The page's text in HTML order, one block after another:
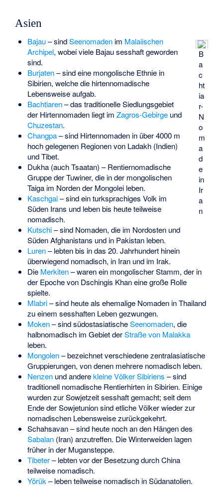
Asien
B
a
c
ht
ia
r-
N
o
m
a
d
e
in
Ir
a
n
Bajau– sindSeenomadenim Malaiischen
Archipel, wobei viele Bajau sesshaft geworden
sind.
Burjaten– sind eine mongolische Ethnie in
Sibirien, welche die hirtennomadische
Lebensweise aufgab.
Bachtiaren– das traditionelle Siedlungsgebiet
der Hirtennomaden liegt im Zagros-Gebirgeund
Chuzestan.
Changpa– sind Hirtennomaden in über 4000 m
hoch gelegenen Regionen von Ladakh (Indien)
und Tibet.
Dukha(auch Tsaatan) – Rentiernomadische
Gruppe der Tuwiner, die in der mongolischen
Taiga im Norden der Mongolei leben.
Kaschgai– sind ein turksprachiges Volk im
Süden Irans und leben bis heute teilweise
nomadisch.
Kutschi– sind Nomaden, die im Nordosten und
Süden Afghanistans und in Pakistan leben.
Luren– lebten bis in das 20. Jahrhundert hinein
überwiegend nomadisch, in Iran und im Irak.
Die Merkiten– waren ein mongolischer Stamm, der in
der Epoche von Dschingis Khan eine große Rolle
spielte.
Mlabri– sind heute als ehemalige Nomaden in Thailand
zu einem sesshaften Leben gezwungen.
Moken– sind südostasiatischeSeenomaden, die
halbnomadisch im Gebiet derStraße von Malakka
leben.
Mongolen– bezeichnet verschiedene zentralasiatische
Gruppierungen, von denen mehrere nomadisch leben.
Nenzenund anderekleine Völker Sibiriens – sind
traditionell nomadische Rentierhirten in Sibirien. Einige
wurden zur Sowjetzeit sesshaft gemacht; seit dem
Ende der Sowjetunion sind etliche Völker wieder zur
nomadischen Lebensweise zurückgekehrt.
Schahsavan – sind heute noch an den Hängen des
Sabalan(Iran) anzutreffen. Die Winterweiden lagen
früher in der Mugansteppe.
Tibeter– lebten vor der Besetzung durch China
teilweise nomadisch.
Yörük – leben teilweise nomadisch in Südanatolien.